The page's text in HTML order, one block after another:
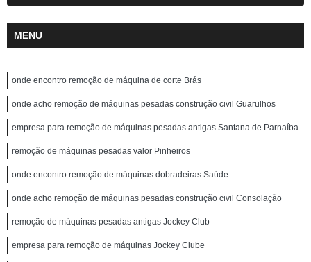
MENU
onde encontro remoção de máquina de corte Brás
onde acho remoção de máquinas pesadas construção civil Guarulhos
empresa para remoção de máquinas pesadas antigas Santana de Parnaíba
remoção de máquinas pesadas valor Pinheiros
onde encontro remoção de máquinas dobradeiras Saúde
onde acho remoção de máquinas pesadas construção civil Consolação
remoção de máquinas pesadas antigas Jockey Club
empresa para remoção de máquinas Jockey Clube